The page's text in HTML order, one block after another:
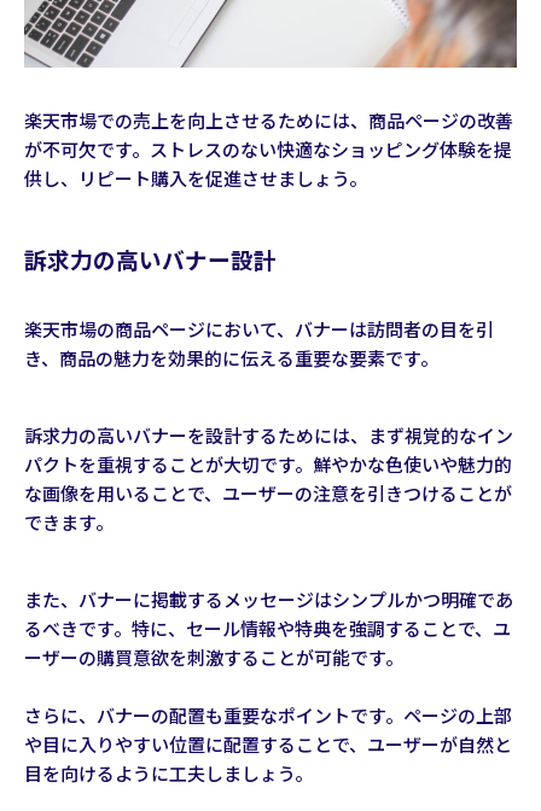
楽天市場での売上を向上させるためには、商品ページの改善
が不可欠です。ストレスのない快適なショッピング体験を提
供し、リピート購入を促進させましょう。
訴求力の高いバナー設計
楽天市場の商品ページにおいて、バナーは訪問者の目を引
き、商品の魅力を効果的に伝える重要な要素です。
訴求力の高いバナーを設計するためには、まず視覚的なイン
パクトを重視することが大切です。鮮やかな色使いや魅力的
な画像を用いることで、ユーザーの注意を引きつけることが
できます。
また、バナーに掲載するメッセージはシンプルかつ明確であ
るべきです。特に、セール情報や特典を強調することで、ユ
ーザーの購買意欲を刺激することが可能です。
さらに、バナーの配置も重要なポイントです。ページの上部
や目に入りやすい位置に配置することで、ユーザーが自然と
目を向けるように工夫しましょう。